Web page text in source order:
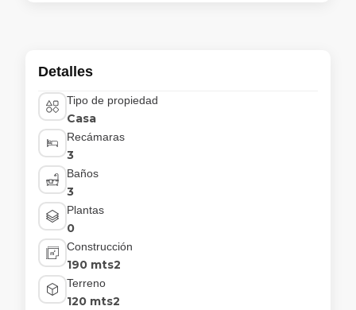
Detalles
Tipo de propiedad
Casa
Recámaras
3
Baños
3
Plantas
0
Construcción
190 mts2
Terreno
120 mts2